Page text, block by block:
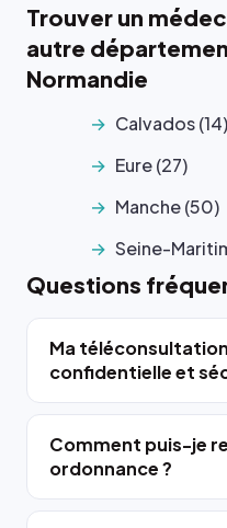
Trouver un
autre
Normandie
Calvados (14)
Eure (27)
Manche (50)
Seine-
Questions
Ma
confidentielle et
Comment puis-je
ordonnance ?